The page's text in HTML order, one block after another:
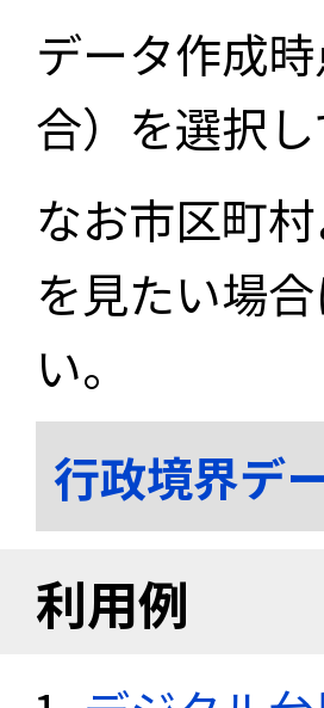
データ作成
合）を選択
なお市区町
を見たい場
い。
行政境界デ
利用例